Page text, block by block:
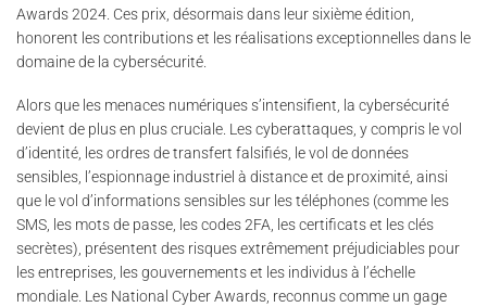
Awards 2024. Ces prix, désormais dans leur sixième édition,
honorent les contributions et les réalisations exceptionnelles dans le
domaine de la cybersécurité.
Alors que les menaces numériques s’intensifient, la cybersécurité
devient de plus en plus cruciale. Les cyberattaques, y compris le vol
d’identité, les ordres de transfert falsifiés, le vol de données
sensibles, l’espionnage industriel à distance et de proximité, ainsi
que le vol d’informations sensibles sur les téléphones (comme les
SMS, les mots de passe, les codes 2FA, les certificats et les clés
secrètes), présentent des risques extrêmement préjudiciables pour
les entreprises, les gouvernements et les individus à l’échelle
mondiale. Les National Cyber Awards, reconnus comme un gage